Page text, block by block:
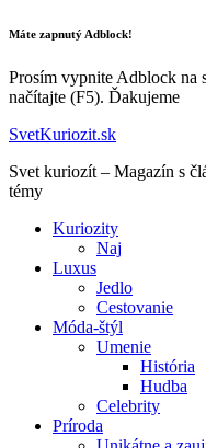
Máte zapnutý Adblock!
Prosím vypnite Adblock na
načítajte (F5). Ďakujeme
SvetKuriozit.sk
Svet kuriozít – Magazín s
témy
Kuriozity
Naj
Luxus
Jedlo
Cestovanie
Móda-štýl
Umenie
História
Hudba
Celebrity
Príroda